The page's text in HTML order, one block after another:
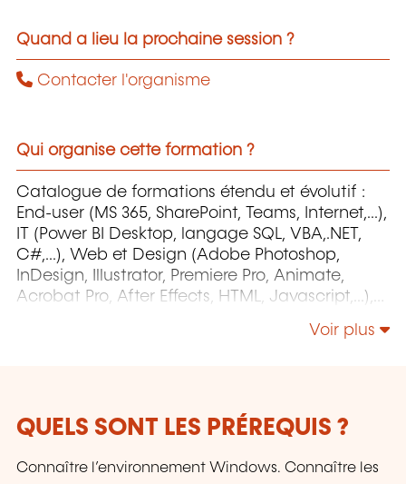
Quand a lieu la prochaine session ?
Contacter l'organisme
Qui organise cette formation ?
Catalogue de formations étendu et évolutif :
End-user (MS 365, SharePoint, Teams, Internet,...),
IT (Power BI Desktop, langage SQL, VBA,.NET,
C#,...), Web et Design (Adobe Photoshop,
InDesign, Illustrator, Premiere Pro, Animate,
Acrobat Pro, After Effects, HTML, Javascript,...),
Voir plus
QUELS SONT LES PRÉREQUIS ?
Connaître l’environnement Windows. Connaître les